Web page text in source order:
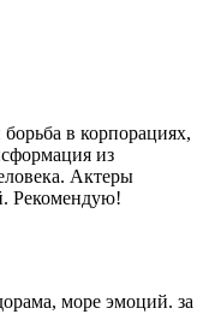
в корпорациях,
из
Актеры
Рекомендую!
море эмоций. за